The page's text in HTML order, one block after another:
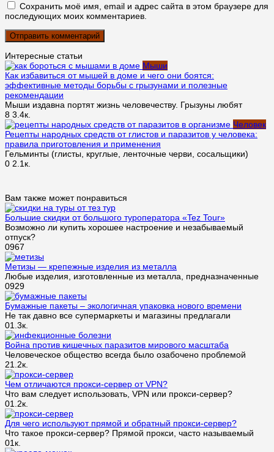
Сохранить моё имя, email и адрес сайта в этом браузере для
последующих моих комментариев.
Интересные статьи
Мыши
Как избавиться от мышей в доме и чего они боятся:
эффективные методы борьбы с грызунами и полезные
рекомендации
Мыши издавна портят жизнь человечеству. Грызуны любят
8 3.4к.
Человек
Рецепты народных средств от глистов и паразитов у человека:
правила приготовления и применения
Гельминты (глисты, круглые, ленточные черви, сосальщики)
0 2.1к.
Вам также может понравиться
Большие скидки от большого туроператора «Tez Tour»
Возможно ли купить хорошее настроение и незабываемый
отпуск?
0967
Метизы — крепежные изделия из металла
Любые изделия, изготовленные из металла, предназначенные
0929
Бумажные пакеты – экологичная упаковка нового времени
Не так давно все супермаркеты и магазины предлагали
01.3к.
Война против кишечных паразитов мирового масштаба
Человеческое общество всегда было озабочено проблемой
21.2к.
Чем отличаются прокси-сервер от VPN?
Что вам следует использовать, VPN или прокси-сервер?
01.2к.
Для чего используют прямой и обратный прокси-сервер?
Что такое прокси-сервер? Прямой прокси, часто называемый
01к.